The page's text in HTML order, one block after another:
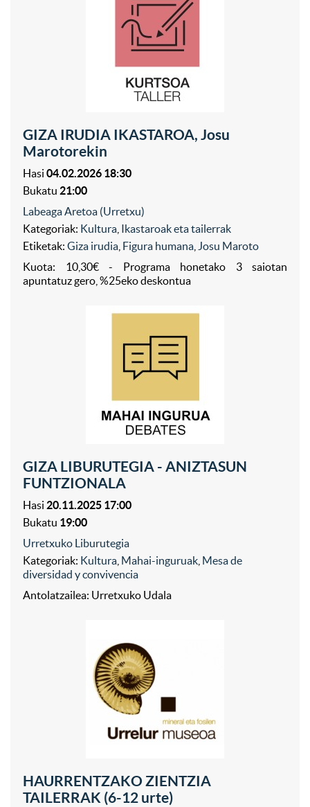
GIZA IRUDIA IKASTAROA, Josu
Marotorekin
Hasi 04.02.2026 18:30
Bukatu 21:00
Labeaga Aretoa (Urretxu)
Kategoriak: Kultura Ikastaroak eta tailerrak
Etiketak: Giza irudia Figura humana Josu Maroto
Kuota: 10,30€ - Programa honetako 3 saiotan
apuntatuz gero, %25eko deskontua
GIZA LIBURUTEGIA - ANIZTASUN
FUNTZIONALA
Hasi 20.11.2025 17:00
Bukatu 19:00
Urretxuko Liburutegia
Kategoriak: Kultura Mahai-inguruak Mesa de
diversidad y convivencia
Antolatzailea: Urretxuko Udala
HAURRENTZAKO ZIENTZIA
TAILERRAK (6-12 urte)